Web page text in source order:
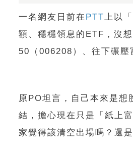
一名網友日前在 PTT 上以
額、穩穩領息的ETF，沒
50（006208）、往下碾壓
原PO坦言，自己本來是想
結，擔心現在只是「紙上
家覺得該清空出場嗎？還